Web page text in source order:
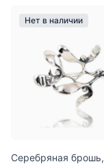
Нет в наличии
Серебряная брошь,